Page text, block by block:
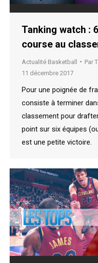
Tanking watch :
course au
Actualité Basketball Par
11 décembre 2017
Pour une poignée de
consiste à terminer
classement pour
point sur six équipes
est une petite victoire.